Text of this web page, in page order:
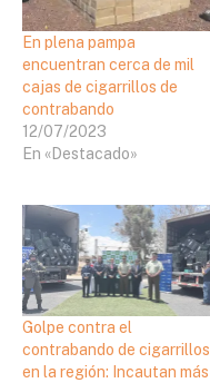
En plena pampa
encuentran cerca de mil
cajas de cigarrillos de
contrabando
12/07/2023
En «Destacado»
Golpe contra el
contrabando de cigarrillos
en la región: Incautan más